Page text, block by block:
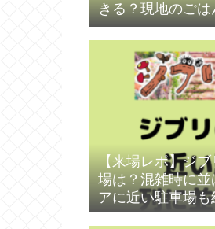
きる？現地のご
【来場レポ】ジ
場は？混雑時に並
アに近い駐車場も